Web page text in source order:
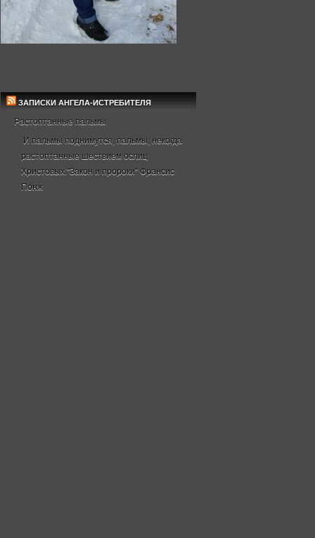
ЗАПИСКИ АНГЕЛА-ИСТРЕБИТЕЛЯ
Растоптанные пальмы
И пальмы поднимутся, пальмы, некогда
растоптанные шествием ослиц
Христовых."Закон и пророки" Франсис
Понж